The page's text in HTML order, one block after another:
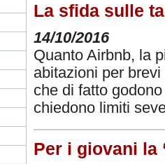
La sfida sulle
14/10/2016
Quanto Airbnb, la
abitazioni per
che di fatto
chiedono limiti
Per i giovani la